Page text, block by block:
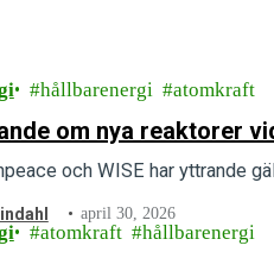
hållbarenergi atomkraft
om nya reaktorer
och WISE har yttrande
april 30, 2026
atomkraft hållbarenergi